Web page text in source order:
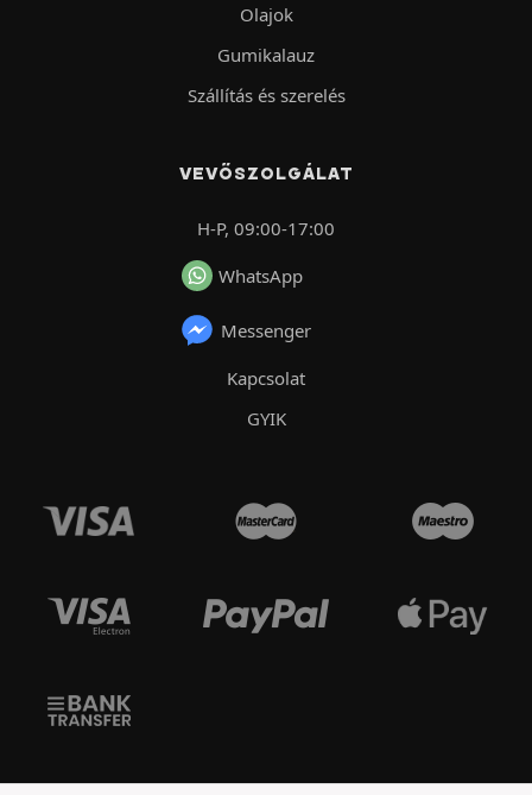
Olajok
Gumikalauz
Szállítás és szerelés
VEVŐSZOLGÁLAT
H-P, 09:00-17:00
WhatsApp
Messenger
Kapcsolat
GYIK